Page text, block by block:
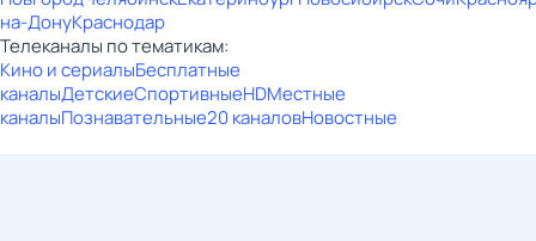
на-ДонуКраснодар
Телеканалы по тематикам:
Кино и сериалыБесплатные
каналыДетскиеСпортивныеHDМестные
каналыПознавательные20 каналовНовостные